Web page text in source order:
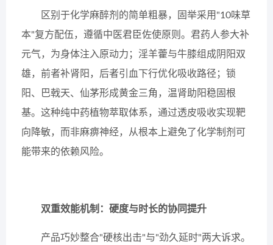
区别于化学麻醉剂的简单粗暴，固举采用"10味草
本"复方配伍，遵循中医君臣佐使原则。君药人参大补
元气，为身体注入原动力；淫羊藿与牛膝组成阴阳双
雄，前者补肾阳，后者引血下行优化吸收路径；锁
阳、巴戟天、仙茅形成黄金三角，温肾助阳稳固根
基。这种纯中药植物萃取体系，通过透皮吸收实现靶
向降敏，而非麻痹神经，从根本上避免了化学制剂可
能带来的依赖风险。
双重效能机制：硬度与时长的协同提升
产品巧妙整合"硬核出击"与"劲久延时"两大诉求。